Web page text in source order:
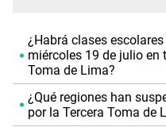
¿Habrá clases
miércoles 19 de julio en
Toma de Lima?
¿Qué regiones han
por la Tercera Toma de